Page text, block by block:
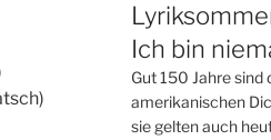
Ich bin
Gut 150 Jahre sind
amerikanischen
sie gelten auch